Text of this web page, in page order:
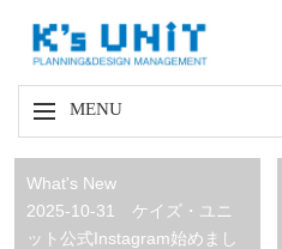
MENU
What's New
2025-10-31 ケイズ・ユニ
ット公式Instagram始めまし